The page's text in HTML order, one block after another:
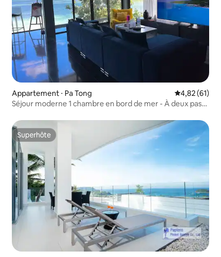
Appartement ⋅ Pa Tong Évaluation
4,82 (61)
Séjour moderne 1 chambre en bord de mer - À deux pas
Superhôte
Superhôte